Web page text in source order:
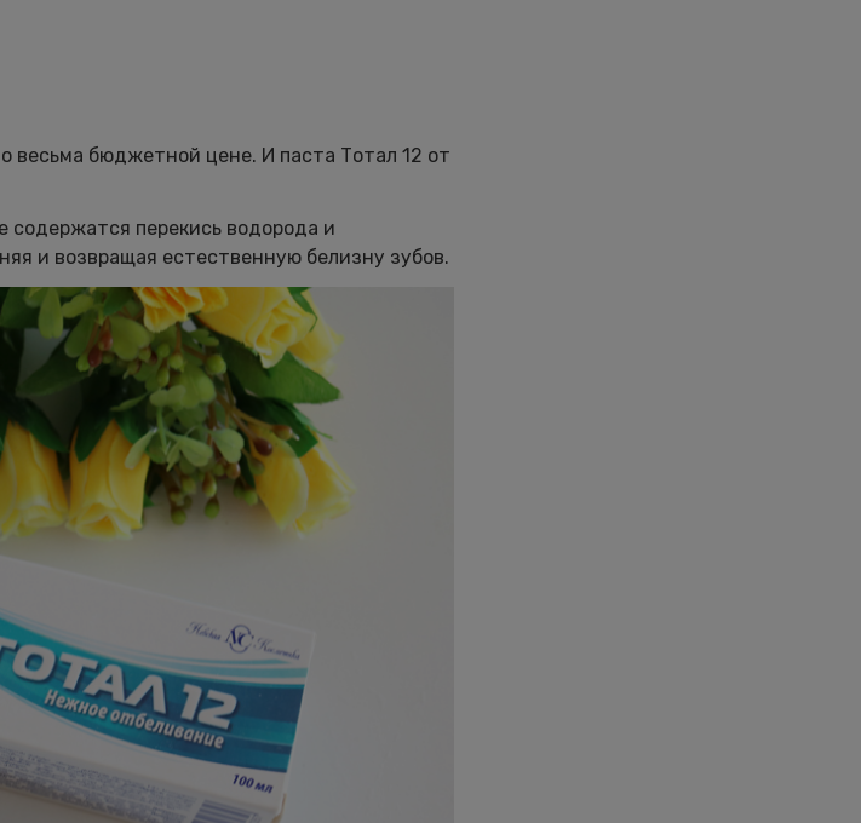
весьма бюджетной цене. И паста Тотал 12 от
содержатся перекись водорода и
и возвращая естественную белизну зубов.